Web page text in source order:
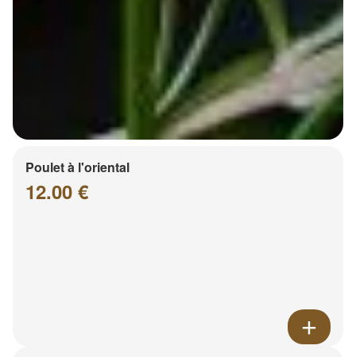
Poulet à l'oriental
12.00 €